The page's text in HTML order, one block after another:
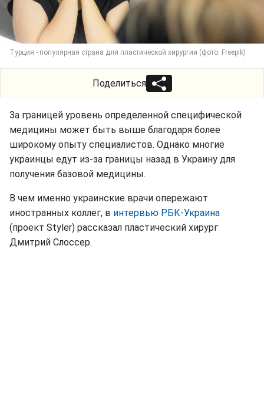
Турция - популярная страна для пластической хирургии (фото: Freepik)
Поделиться
За границей уровень определенной специфической
медицины может быть выше благодаря более
широкому опыту специалистов. Однако многие
украинцы едут из-за границы назад в Украину для
получения базовой медицины.
В чем именно украинские врачи опережают
иностранных коллег, в интервью РБК-Украина
(проект Styler) рассказал пластический хирург
Дмитрий Слоссер.